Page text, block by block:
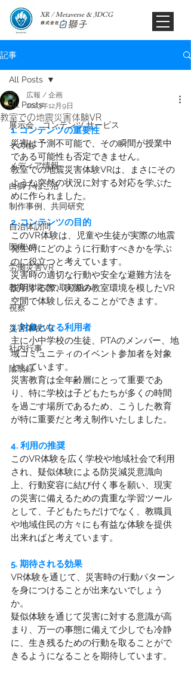
XR / Metaverse & 3DCG​
記事
All Posts
展示会、コンテンツ,サービス
その他
メディア情報
白獅子ねこ活
制作事例、共同研究
自治体訪問
医療VR
労働災害VR
教育現場での取り組み
視察
災害体験VR
社内行事
陰翳録
All Posts
教室での地震災害体験VR
広報 / 企画
2023年12月9日
1. コンテンツの重要性
災害は予測不可能で、その瞬間が授業中
である可能性も否定できません。
教室での地震災害体験VRは、まさにその
ような突然の状況に対する対応を学ぶた
めに作られました。
2. コンテンツの目的
このVR体験は、児童や生徒が実際の地震
発生時にどのように行動すべきかを学ぶ
のに役立つと考えています。
災害時の適切な行動や安全な避難方法を
説明する際、実際の教室環境を模したVR
空間で体験し伝えることができます。
3. 対象となる利用者
主に小中学校の生徒、PTAのメンバー、地
域コミュニティのイベント参加者を対象
としています。
災害教育は全年齢層にとって重要であ
り、特に学校は子どもたちが多くの時間
を過ごす場所であるため、こうした教育
が特に重要だと考え制作いたしました。
4. 利用の推奨
このVR体験を広く学校や地域社会で利用
され、疑似体験による防災減災意識向
上、行動変容に結び付く事を願い、現実
の災害に備えるための貴重な学習ツール
として、子どもたちだけでなく、教職員
や地域住民の方々にも有益な体験を提供
出来ればと考えています。
5. 期待される効果
VR体験を通じて、災害時の行動パターン
を身につけることが出来ないでしょう
か。
疑似体験を通じて災害に対する意識が高
まり、万一の事態に備えて少しでも冷静
に、生き残るための行動を取ることがで
きるようになることを期待しています。